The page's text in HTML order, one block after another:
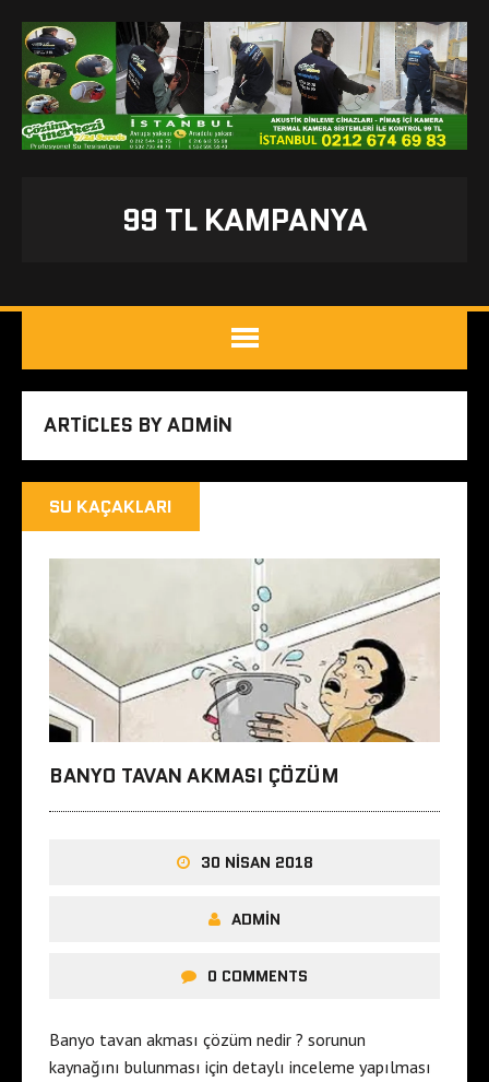
99 TL KAMPANYA
ARTICLES BY ADMIN
SU KAÇAKLARI
BANYO TAVAN AKMASI ÇÖZÜM
30 NISAN 2018
ADMIN
0 COMMENTS
Banyo tavan akması çözüm nedir ? sorunun
kaynağını bulunması için detaylı inceleme yapılması